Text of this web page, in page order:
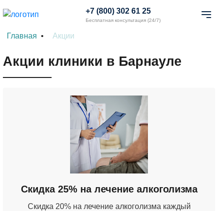
+7 (800) 302 61 25
Бесплатная консультация (24/7)
Главная Акции
Акции клиники в Барнауле
Скидка 25% на лечение алкоголизма
Скидка 20% на лечение алкоголизма каждый